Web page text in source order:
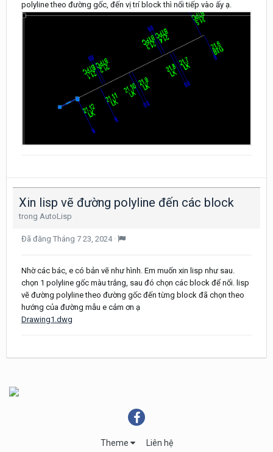
polyline theo đường gốc, đến vị trí block thì nối tiếp vào ấy ạ.
Xin lisp vẽ đường polyline đến các block
trong AutoLisp
Đã đăng Tháng 7 23, 2024 ·
Nhờ các bác, e có bản vẽ như hình. Em muốn xin lisp như sau.
chọn 1 polyline gốc màu trắng, sau đó chọn các block để nối. lisp
vẽ đường polyline theo đường gốc đến từng block đã chọn theo
hướng của đường mẫu e cảm ơn ạ
Drawing1.dwg
Theme Liên hệ